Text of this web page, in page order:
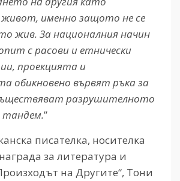
живот, именно защото не се
жив. За националния начин
с расови и етнически
проекцията и
обикновено вървят ръка за
разрушителното
тандем.”
писателка, носителка
за литература и
на Другите“, Тони